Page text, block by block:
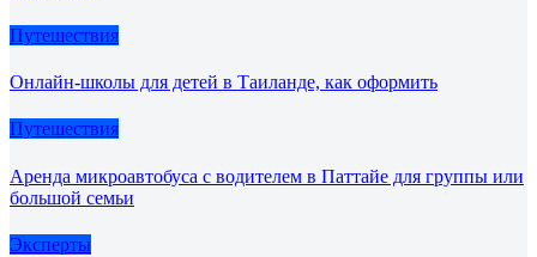
Путешествия
Онлайн-школы для детей в Таиланде, как оформить
Путешествия
Аренда микроавтобуса с водителем в Паттайе для группы или
большой семьи
Эксперты